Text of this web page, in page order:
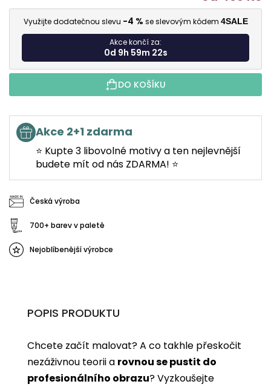
Využijte dodatečnou slevu -4 % se slevovým kódem 4SALE
Akce končí za:
0d 9h 59m 21s
DO KOŠÍKU
Akce 2+1 zdarma
⭐ Kupte 3 libovolné motivy a ten nejlevnější
budete mít od nás ZDARMA! ⭐
Česká výroba
700+ barev v paletě
Nejoblíbenější výrobce
POPIS PRODUKTU
Chcete začít malovat? A co takhle přeskočit
nezáživnou teorii a rovnou se pustit do
profesionálního obrazu? Vyzkoušejte